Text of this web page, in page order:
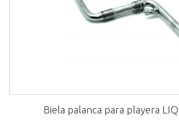
Biela palanca para playera